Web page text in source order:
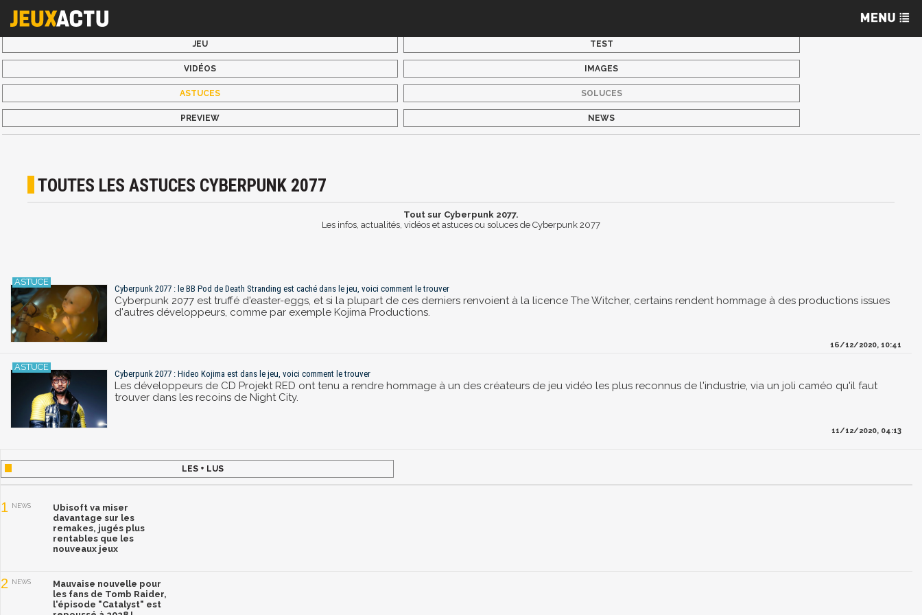
JEU TEST
VIDÉOS IMAGES
ASTUCES SOLUCES
PREVIEW NEWS
TOUTES LES ASTUCES CYBERPUNK 2077
Tout sur Cyberpunk 2077.
Les infos, actualités, vidéos et astuces ou soluces de Cyberpunk 2077
Cyberpunk 2077 : le BB Pod de Death Stranding est caché dans le jeu, voici comment le trouver
Cyberpunk 2077 est truffé d'easter-eggs, et si la plupart de ces derniers renvoient à la licence The Witcher, certains rendent hommage à des productions issues
d'autres développeurs, comme par exemple Kojima Productions.
16/12/2020, 10:41
Cyberpunk 2077 : Hideo Kojima est dans le jeu, voici comment le trouver
Les développeurs de CD Projekt RED ont tenu a rendre hommage à un des créateurs de jeu vidéo les plus reconnus de l'industrie, via un joli caméo qu'il faut
trouver dans les recoins de Night City.
11/12/2020, 04:13
LES + LUS
1 NEWS
Ubisoft va miser
davantage sur les
remakes, jugés plus
rentables que les
nouveaux jeux
2 NEWS
Mauvaise nouvelle pour
les fans de Tomb Raider,
l'épisode "Catalyst" est